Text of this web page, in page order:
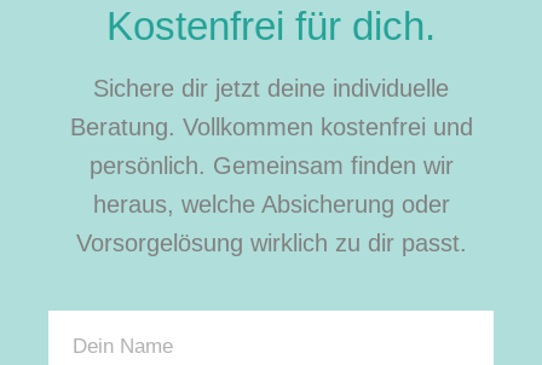
Kostenfrei für dich.
Sichere dir jetzt deine individuelle
Beratung. Vollkommen kostenfrei und
persönlich. Gemeinsam finden wir
heraus, welche Absicherung oder
Vorsorgelösung wirklich zu dir passt.